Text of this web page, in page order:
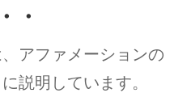
・
アファメーションの
説明しています。